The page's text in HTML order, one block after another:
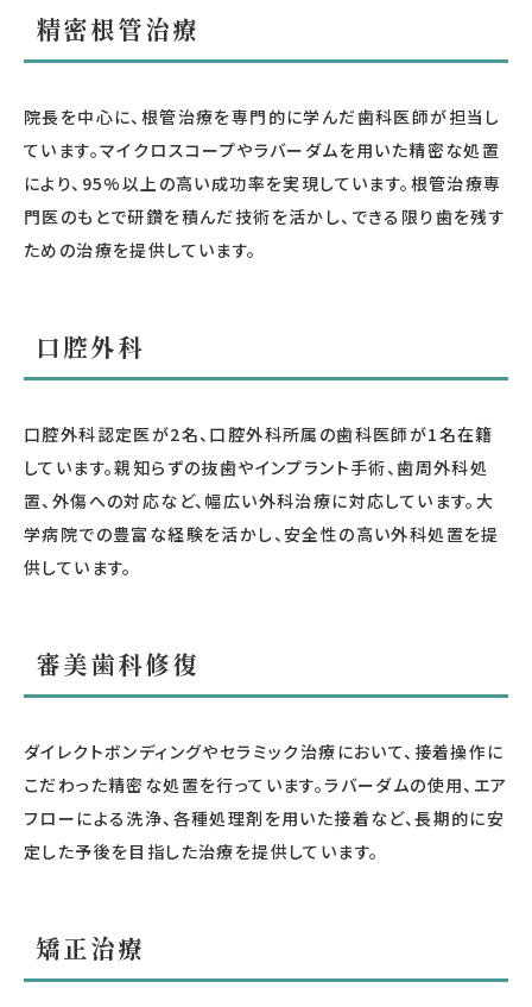
精密根管治療
院長を中心に、根管治療を専門的に学んだ歯科医師が担当し
ています。マイクロスコープやラバーダムを用いた精密な処置
により、95%以上の高い成功率を実現しています。根管治療専
門医のもとで研鑽を積んだ技術を活かし、できる限り歯を残す
ための治療を提供しています。
口腔外科
口腔外科認定医が2名、口腔外科所属の歯科医師が1名在籍
しています。親知らずの抜歯やインプラント手術、歯周外科処
置、外傷への対応など、幅広い外科治療に対応しています。大
学病院での豊富な経験を活かし、安全性の高い外科処置を提
供しています。
審美歯科修復
ダイレクトボンディングやセラミック治療において、接着操作に
こだわった精密な処置を行っています。ラバーダムの使用、エア
フローによる洗浄、各種処理剤を用いた接着など、長期的に安
定した予後を目指した治療を提供しています。
矯正治療